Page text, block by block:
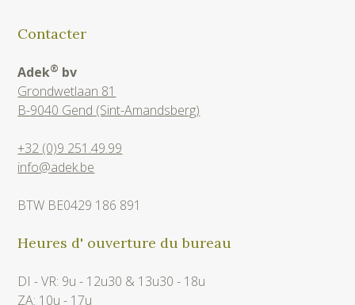
Contacter
Adek® bv
Grondwetlaan 81
B-9040 Gend (Sint-Amandsberg)
+32 (0)9 251.49.99
info@adek.be
BTW BE0429 186 891
Heures d' ouverture du bureau
DI - VR: 9u - 12u30 & 13u30 - 18u
ZA: 10u - 17u